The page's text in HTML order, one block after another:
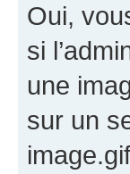
Oui,
si
une
sur un